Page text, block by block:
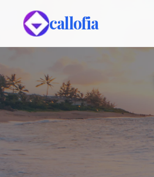
callofia